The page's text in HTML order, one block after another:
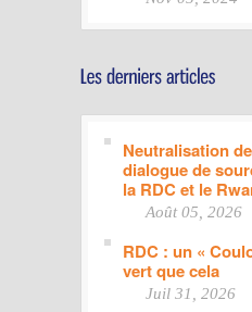
Neutralisation
dialogue de
la RDC et le
Août 05, 2026
RDC : un «
vert que cela
Juil 31, 2026